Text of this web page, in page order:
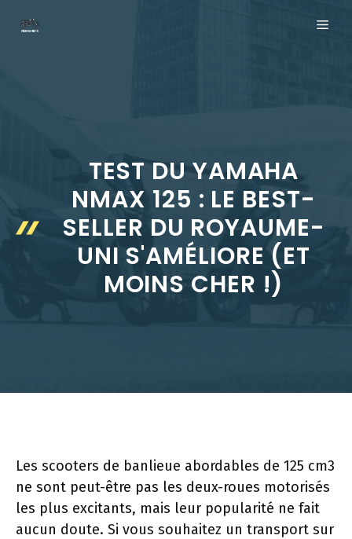
TEST DU YAMAHA
NMAX 125 : LE BEST-
SELLER DU ROYAUME-
UNI S'AMÉLIORE (ET
MOINS CHER !)
Les scooters de banlieue abordables de 125 cm3
ne sont peut-être pas les deux-roues motorisés
les plus excitants, mais leur popularité ne fait
aucun doute. Si vous souhaitez un transport sur